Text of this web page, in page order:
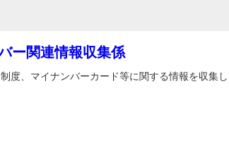
ー関連情報収集係
度、マイナンバーカード等に関する情報を収集し